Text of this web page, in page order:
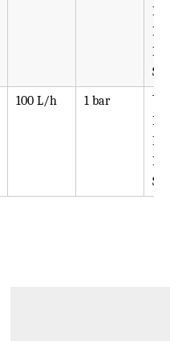
PVC,
PVDF,
PTFE,
SS316
100 L/h 1 bar
PVC,
PVDF,
PTFE,
SS316